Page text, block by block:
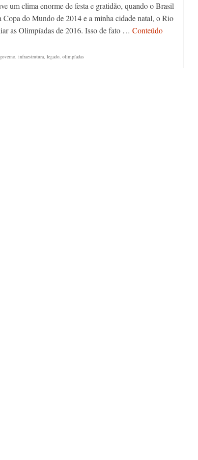
um clima enorme de festa e gratidão, quando o Brasil
Copa do Mundo de 2014 e a minha cidade natal, o Rio
as Olimpíadas de 2016. Isso de fato … Conteúdo
governo, infraestrutura, legado, olimpíadas